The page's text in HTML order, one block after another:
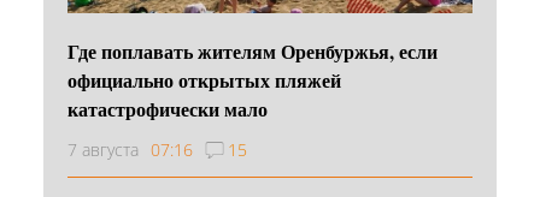
Где поплавать жителям Оренбуржья, если
официально открытых пляжей
катастрофически мало
7 августа 07:16 15